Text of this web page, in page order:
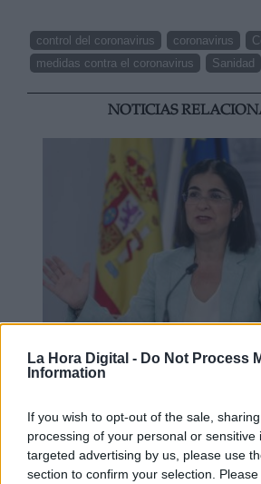
La Hora Digital - Do Not Process
Information
If you wish to opt-out of the sale,
processing of your personal or sensitive
targeted advertising by us, please use
section to confirm your selection.
control del coronavirus coronavirus
medidas contra el coronavirus
Sanidad
NOTICIAS
Sanidad define